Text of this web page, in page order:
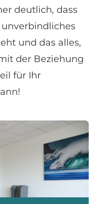
deutlich, dass
und das alles,
der Beziehung
für Ihr